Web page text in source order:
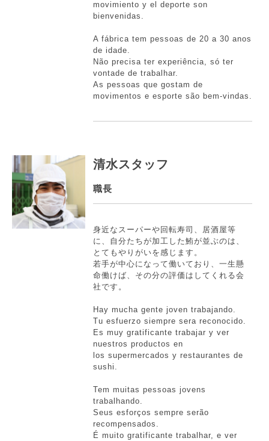
movimiento y el deporte son
bienvenidas.
A fábrica tem pessoas de 20 a 30 anos
de idade.
Não precisa ter experiência, só ter
vontade de trabalhar.
As pessoas que gostam de
movimentos e esporte são bem-vindas.
清水スタッフ
職長
身近なスーパーや回転寿司、居酒屋等
に、自分たちが加工した鮪が並ぶのは、
とてもやりがいを感じます。
若手が中心になって働いており、一生懸
命働けば、その分の評価はしてくれる会
社です。
Hay mucha gente joven trabajando.
Tu esfuerzo siempre sera reconocido.
Es muy gratificante trabajar y ver
nuestros productos en
los supermercados y restaurantes de
sushi.
Tem muitas pessoas jovens
trabalhando.
Seus esforços sempre serão
recompensados.
É muito gratificante trabalhar, e ver